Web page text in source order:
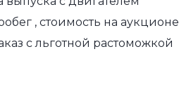
, стоимость на аукционе
с льготной растоможкой